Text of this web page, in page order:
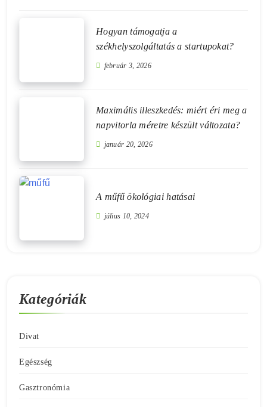
Hogyan támogatja a
székhelyszolgáltatás a startupokat?
február 3, 2026
Maximális illeszkedés: miért éri meg a
napvitorla méretre készült változata?
január 20, 2026
A műfű ökológiai hatásai
július 10, 2024
Kategóriák
Divat
Egészség
Gasztronómia